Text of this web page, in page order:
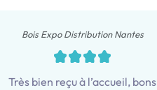
Bois Expo Distribution Nantes
Très bien reçu à l’accueil, bons